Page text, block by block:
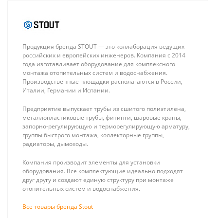
Rommer Труба
нержавеющей
стали (304), в
штангах по 4м
706 ₽
группа 04 вых. с
"маевским" и
сливом из нерж.
стали (с
6 005 ₽
Продукция бренда STOUT — это коллаборация ведущих
российских и европейских инженеров. Компания с 2014
года изготавливает оборудование для комплексного
монтажа отопительных систем и водоснабжения.
Производственные площадки располагаются в России,
Италии, Германии и Испании.
Предприятие выпускает трубы из сшитого полиэтилена,
металлопластиковые трубы, фитинги, шаровые краны,
запорно-регулирующую и терморегулирующую арматуру,
группы быстрого монтажа, коллекторные группы,
радиаторы, дымоходы.
Компания производит элементы для установки
оборудования. Все комплектующие идеально подходят
друг другу и создают единую структуру при монтаже
отопительных систем и водоснабжения.
Все товары бренда Stout